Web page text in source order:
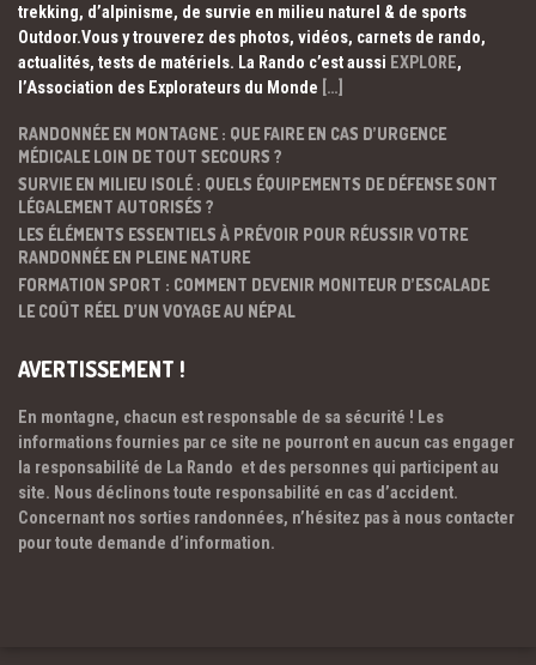
trekking, d’alpinisme, de survie en milieu naturel & de sports
Outdoor.Vous y trouverez des photos, vidéos, carnets de rando,
actualités, tests de matériels. La Rando c’est aussi EXPLORE,
l’Association des Explorateurs du Monde […]
RANDONNÉE EN MONTAGNE : QUE FAIRE EN CAS D’URGENCE
MÉDICALE LOIN DE TOUT SECOURS ?
SURVIE EN MILIEU ISOLÉ : QUELS ÉQUIPEMENTS DE DÉFENSE SONT
LÉGALEMENT AUTORISÉS ?
LES ÉLÉMENTS ESSENTIELS À PRÉVOIR POUR RÉUSSIR VOTRE
RANDONNÉE EN PLEINE NATURE
FORMATION SPORT : COMMENT DEVENIR MONITEUR D’ESCALADE
LE COÛT RÉEL D’UN VOYAGE AU NÉPAL
AVERTISSEMENT !
En montagne, chacun est responsable de sa sécurité ! Les
informations fournies par ce site ne pourront en aucun cas engager
la responsabilité de La Rando et des personnes qui participent au
site. Nous déclinons toute responsabilité en cas d’accident.
Concernant nos sorties randonnées, n’hésitez pas à nous contacter
pour toute demande d’information.